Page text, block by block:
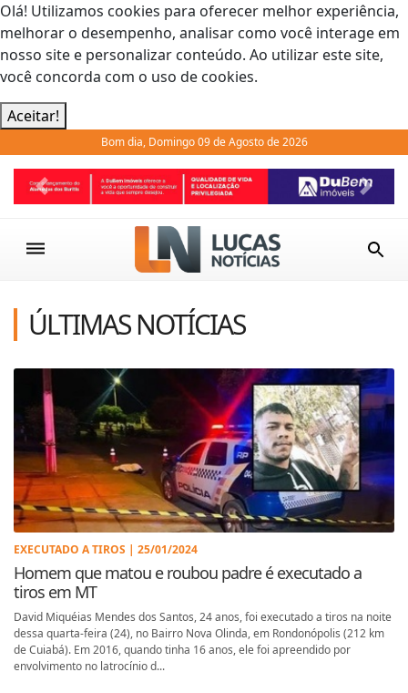
Olá! Utilizamos cookies para oferecer melhor experiência,
melhorar o desempenho, analisar como você interage em
nosso site e personalizar conteúdo. Ao utilizar este site,
você concorda com o uso de cookies.
Aceitar!
Bom dia, Domingo 09 de Agosto de 2026
Previous Next
ÚLTIMAS NOTÍCIAS
EXECUTADO A TIROS | 25/01/2024
Homem que matou e roubou padre é executado a
tiros em MT
David Miquéias Mendes dos Santos, 24 anos, foi executado a tiros na noite
dessa quarta-feira (24), no Bairro Nova Olinda, em Rondonópolis (212 km
de Cuiabá). Em 2016, quando tinha 16 anos, ele foi apreendido por
envolvimento no latrocínio d...